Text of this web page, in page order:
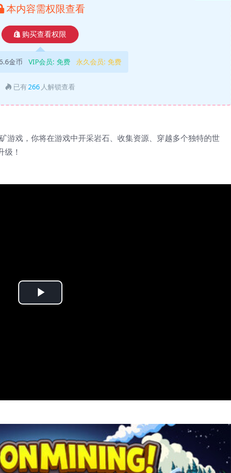
本内容需权限查看
购买查看权限
金币 VIP会员: 免费 永久会员: 免费
已有266 人解锁查看
戏，你将在游戏中开采岩石、收集资源、穿越多个独特的世
！
Play